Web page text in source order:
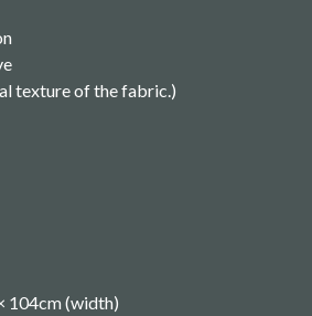
texture of the fabric.)
104cm (width)